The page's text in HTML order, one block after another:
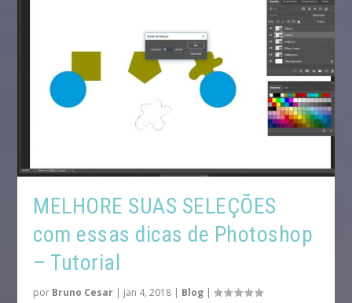
MELHORE SUAS SELEÇÕES
com essas dicas de Photoshop
– Tutorial
por Bruno Cesar | jan 4, 2018 | Blog |